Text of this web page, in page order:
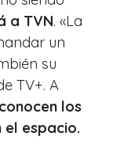
a TVN. «La
un
su
TV+. A
los
espacio.